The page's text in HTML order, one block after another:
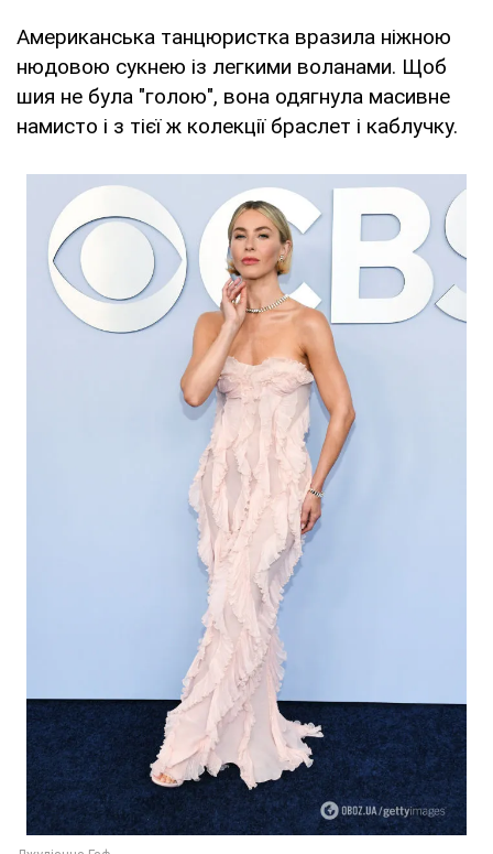
Американська танцюристка вразила ніжною
нюдовою сукнею із легкими воланами. Щоб
шия не була "голою", вона одягнула масивне
намисто і з тієї ж колекції браслет і каблучку.